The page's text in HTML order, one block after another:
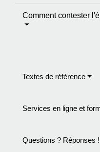
Comment contester
Textes de référence
Services en ligne et
Questions ? Réponses !